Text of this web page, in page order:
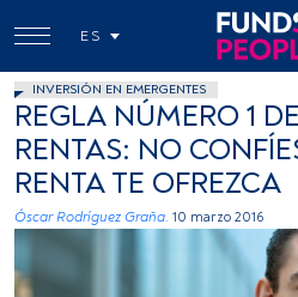
ES
INVERSIÓN EN EMERGENTES
REGLA NÚMERO 1
RENTAS: NO
RENTA TE OFREZCA
Óscar Rodríguez Graña. 10 marzo 2016